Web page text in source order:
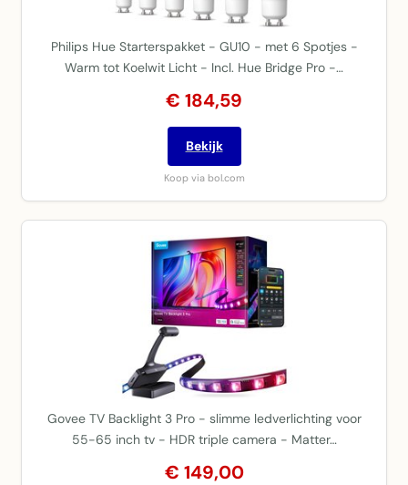
Philips Hue Starterspakket - GU10 - met 6 Spotjes -
Warm tot Koelwit Licht - Incl. Hue Bridge Pro -…
€ 184,59
Bekijk
Koop via bol.com
Govee TV Backlight 3 Pro - slimme ledverlichting voor
55-65 inch tv - HDR triple camera - Matter…
€ 149,00